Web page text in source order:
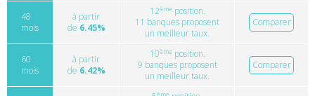
48
mois
à partir
de 6.45%
12èmeposition.
11 banques proposent
un meilleur taux.
Comparer
60
mois
à partir
de 6.42%
10èmeposition.
9 banques proposent
un meilleur taux.
Comparer
ème